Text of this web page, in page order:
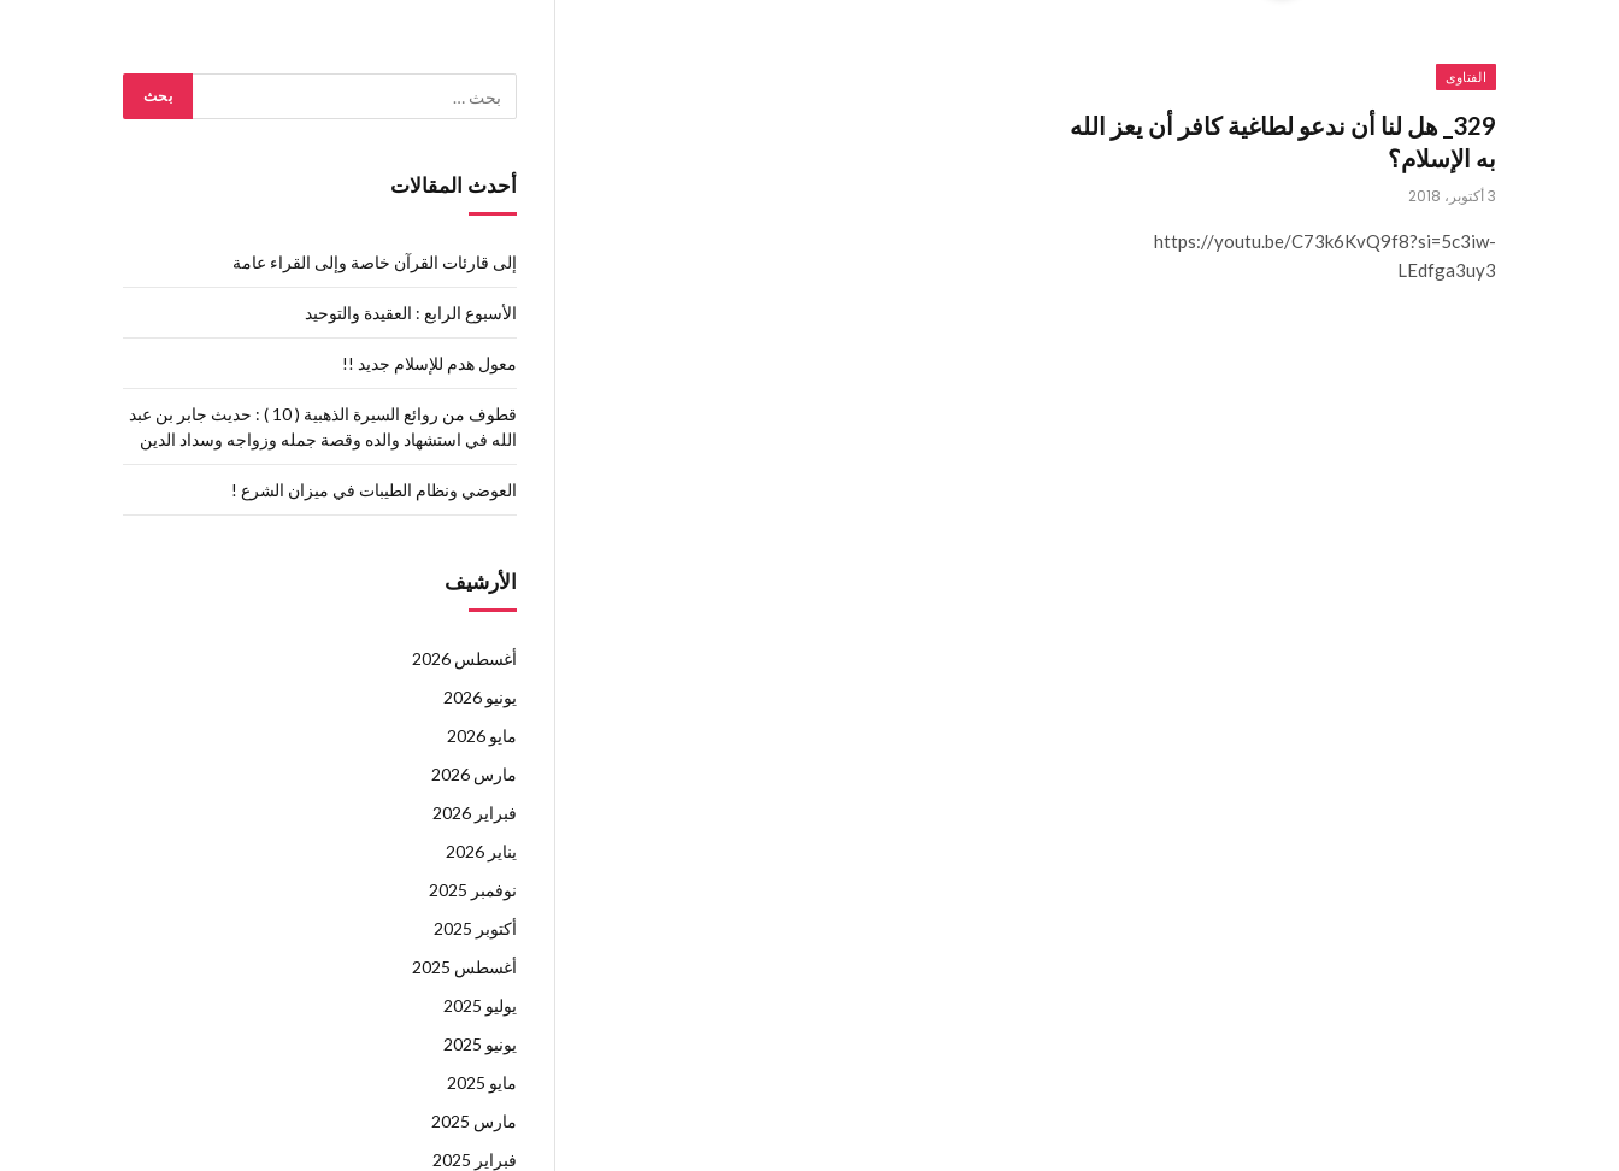
الفتاوى
329_ هل لنا أن ندعو لطاغية كافر أن يعز الله
به الإسلام؟
3 أكتوبر، 2018
https://youtu.be/C73k6KvQ9f8?si=5c3iw-
LEdfga3uy3
أحدث المقالات
إلى قارئات القرآن خاصة وإلى القراء عامة
الأسبوع الرابع : العقيدة والتوحيد
معول هدم للإسلام جديد !!
قطوف من روائع السيرة الذهبية ( 10 ) : حديث جابر بن عبد
الله في استشهاد والده وقصة جمله وزواجه وسداد الدين
العوضي ونظام الطيبات في ميزان الشرع !
الأرشيف
أغسطس 2026
يونيو 2026
مايو 2026
مارس 2026
فبراير 2026
يناير 2026
نوفمبر 2025
أكتوبر 2025
أغسطس 2025
يوليو 2025
يونيو 2025
مايو 2025
مارس 2025
فبراير 2025